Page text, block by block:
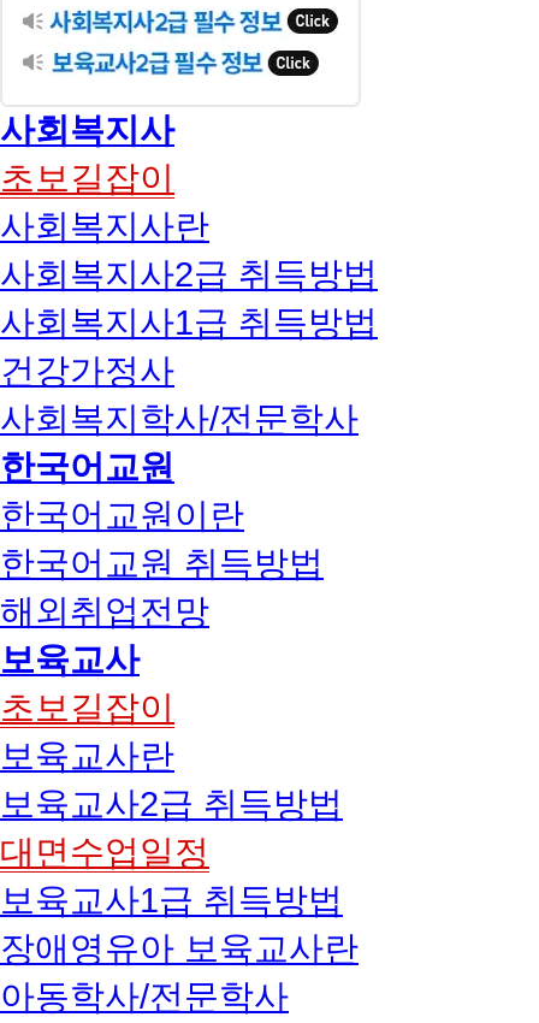
사회복지사
초보길잡이
사회복지사란
사회복지사2급 취득방법
사회복지사1급 취득방법
건강가정사
사회복지학사/전문학사
한국어교원
한국어교원이란
한국어교원 취득방법
해외취업전망
보육교사
초보길잡이
보육교사란
보육교사2급 취득방법
대면수업일정
보육교사1급 취득방법
장애영유아 보육교사란
아동학사/전문학사